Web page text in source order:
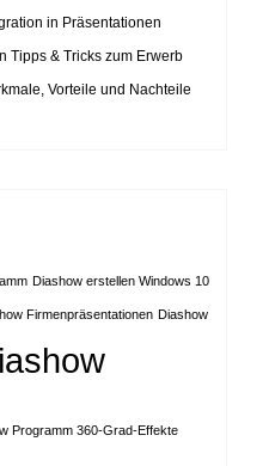
in Präsentationen
Tipps & Tricks zum Erwerb
Vorteile und Nachteile
Diashow erstellen Windows 10
Firmenpräsentationen Diashow
Programm 360-Grad-Effekte